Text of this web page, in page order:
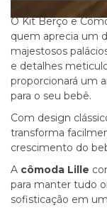
O Kit Berço e
quem aprecia um
majestosos
e detalhes
proporcionará um
para o seu bebê.
Com design
transforma
crescimento do
A cômoda Lille
para manter tudo
sofisticação em